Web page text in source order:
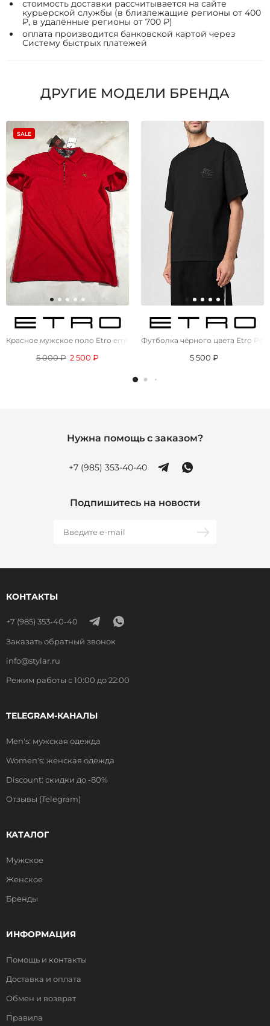
стоимость доставки рассчитывается на сайте
курьерской службы (в близлежащие регионы от 400
₽, в удалённые регионы от 700 ₽)
оплата производится банковской картой через
Систему быстрых платежей
ДРУГИЕ МОДЕЛИ БРЕНДА
SALE
Красное мужское поло Etro embroidered-logo
5 000 ₽ 2 500 ₽
Футболка чёрного цвета Etro
5 500 ₽
Нужна помощь с заказом?
+7 (985) 353-40-40
Подпишитесь на новости
КОНТАКТЫ
+7 (985) 353-40-40
Заказать обратный звонок
info@stylar.ru
Режим работы с 10:00 до 22:00
TELEGRAM-КАНАЛЫ
Men's: мужская одежда
Women's: женская одежда
Discount: скидки до -80%
Отзывы (Telegram)
КАТАЛОГ
Мужское
Женское
Бренды
ИНФОРМАЦИЯ
Помощь и контакты
Доставка и оплата
Обмен и возврат
Правила